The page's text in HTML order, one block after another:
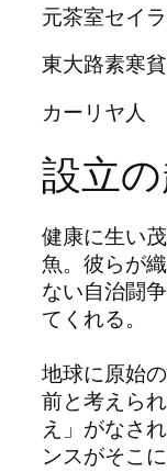
元茶室セイラ
東大路素寒貧
カーリヤ人
設立
健康に生い
魚。彼らが
ない自治闘
てくれる。
地球に原始
前と考えら
え」がなさ
ンスがそこ